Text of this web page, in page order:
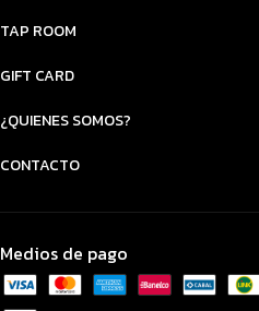
TAP ROOM
GIFT CARD
¿QUIENES SOMOS?
CONTACTO
Medios de pago